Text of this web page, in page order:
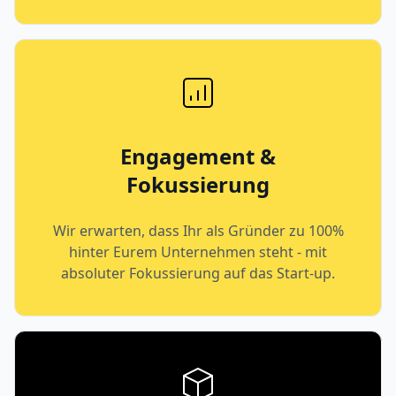
Engagement &
Fokussierung
Wir erwarten, dass Ihr als Gründer zu 100%
hinter Eurem Unternehmen steht - mit
absoluter Fokussierung auf das Start-up.